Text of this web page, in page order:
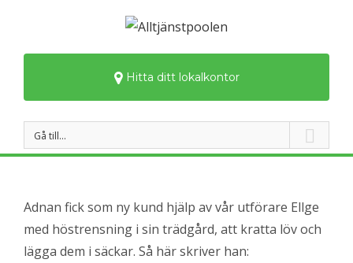
Hitta ditt lokalkontor
Gå till…
Adnan fick som ny kund hjälp av vår utförare Ellge
med höstrensning i sin trädgård, att kratta löv och
lägga dem i säckar. Så här skriver han: